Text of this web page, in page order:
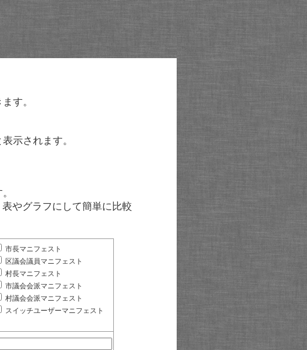
す。
示されます。
やグラフにして簡単に比較
市長マニフェスト
区議会議員マニフェスト
村長マニフェスト
市議会会派マニフェスト
村議会会派マニフェスト
スイッチユーザーマニフェスト